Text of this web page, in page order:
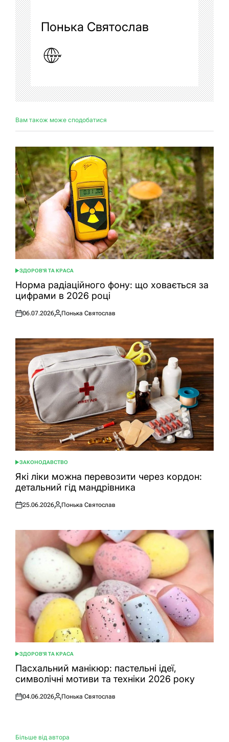
Понька Святослав
Вам також може сподобатися
ОПУБЛІКУВАТИ
У
ЗДОРОВ'Я ТА КРАСА
Норма радіаційного фону: що ховається за
цифрами в 2026 році
Оприлюднено
06.07.2026
Опубліковано
Понька Святослав
ОПУБЛІКУВАТИ
У
ЗАКОНОДАВСТВО
Які ліки можна перевозити через кордон:
детальний гід мандрівника
Оприлюднено
25.06.2026
Опубліковано
Понька Святослав
ОПУБЛІКУВАТИ
У
ЗДОРОВ'Я ТА КРАСА
Пасхальний манікюр: пастельні ідеї,
символічні мотиви та техніки 2026 року
Оприлюднено
04.06.2026
Опубліковано
Понька Святослав
Більше від автора